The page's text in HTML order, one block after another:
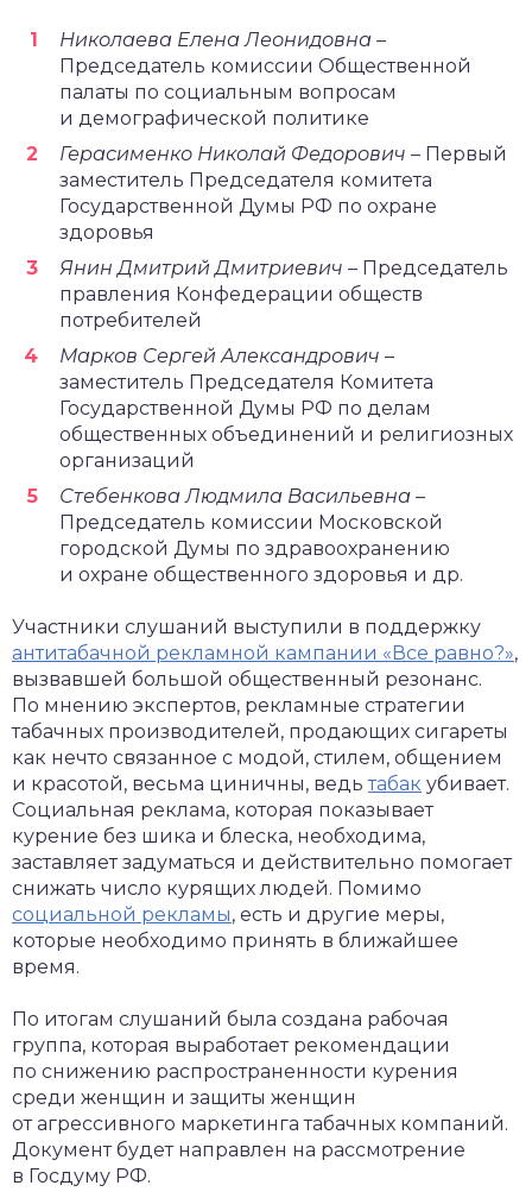
Николаева Елена Леонидовна –
Председатель комиссии Общественной
палаты по социальным вопросам
и демографической политике
Герасименко Николай Федорович – Первый
заместитель Председателя комитета
Государственной Думы РФ по охране
здоровья
Янин Дмитрий Дмитриевич – Председатель
правления Конфедерации обществ
потребителей
Марков Сергей Александрович –
заместитель Председателя Комитета
Государственной Думы РФ по делам
общественных объединений и религиозных
организаций
Стебенкова Людмила Васильевна –
Председатель комиссии Московской
городской Думы по здравоохранению
и охране общественного здоровья и др.
Участники слушаний выступили в поддержку
антитабачной рекламной кампании «Все равно?»,
вызвавшей большой общественный резонанс.
По мнению экспертов, рекламные стратегии
табачных производителей, продающих сигареты
как нечто связанное с модой, стилем, общением
и красотой, весьма циничны, ведьтабак убивает.
Социальная реклама, которая показывает
курение без шика и блеска, необходима,
заставляет задуматься и действительно помогает
снижать число курящих людей. Помимо
социальной рекламы, есть и другие меры,
которые необходимо принять в ближайшее
время.
По итогам слушаний была создана рабочая
группа, которая выработает рекомендации
по снижению распространенности курения
среди женщин и защиты женщин
от агрессивного маркетинга табачных компаний.
Документ будет направлен на рассмотрение
в Госдуму РФ.